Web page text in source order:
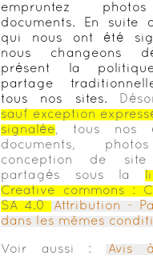
empruntez
documents. En suite
qui nous ont été
nous changeons
présent la
partage
tous nos sites.
sauf exception
signalée, tous nos
documents,
conception de site
partagés sous la
Creative commons :
SA 4.0
Attribution -
dans les mêmes
Voir aussi : Avis